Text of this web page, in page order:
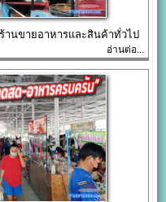
านขายอาหารและสินค้าทั่วไป
อ่านต่อ...